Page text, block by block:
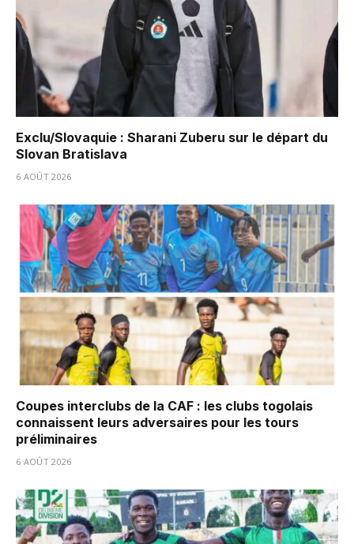
Exclu/Slovaquie : Sharani Zuberu sur le départ du
Slovan Bratislava
6 AOÛT 2026
Coupes interclubs de la CAF : les clubs togolais
connaissent leurs adversaires pour les tours
préliminaires
6 AOÛT 2026